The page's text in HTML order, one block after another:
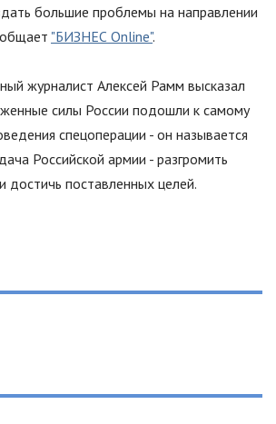
большие проблемы на направлении
"БИЗНЕС Online".
журналист Алексей Рамм высказал
силы России подошли к самому
спецоперации - он называется
Российской армии - разгромить
достичь поставленных целей.